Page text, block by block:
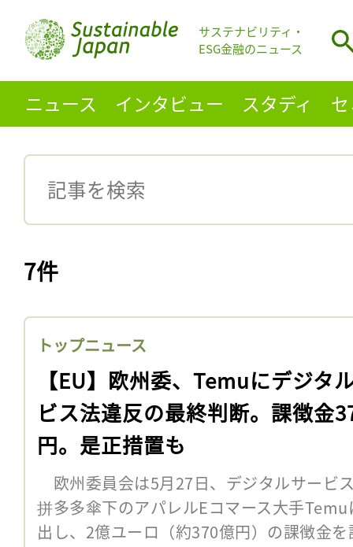
サステナビリティ・
ESG金融のニュース
ニュース インタビュー スタディ
7件
トップニュース
【EU】欧州委、Temuにデジタ
ビス法違反の最終判断。課徴金
円。是正措置も
欧州委員会は5月27日、デジタルサービ
拼多多傘下のアパレルEコマース大手
出し、2億ユーロ（約370億円）の課徴金